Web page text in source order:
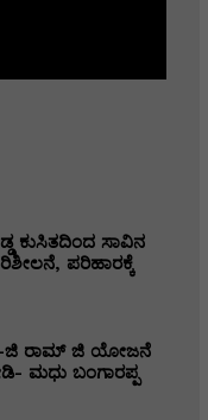
ಕುಸಿತದಿಂದ ಸಾವಿನ
ಪರಿಹಾರಕ್ಕೆ
ಜಿ ರಾಮ್ ಜಿ ಯೋಜನೆ
ಮಧು ಬಂಗಾರಪ್ಪ